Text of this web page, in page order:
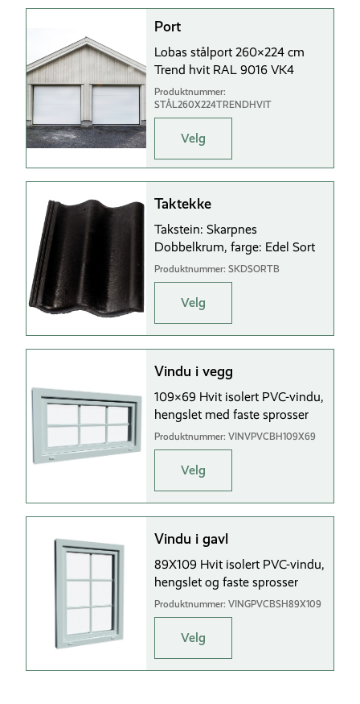
Port
Lobas stålport 260×224 cm
Trend hvit RAL 9016 VK4
Produktnummer:
STÅL260X224TRENDHVIT
Velg
Taktekke
Takstein: Skarpnes
Dobbelkrum, farge: Edel Sort
Produktnummer: SKDSORTB
Velg
Vindu i vegg
109×69 Hvit isolert PVC-vindu,
hengslet med faste sprosser
Produktnummer: VINVPVCBH109X69
Velg
Vindu i gavl
89X109 Hvit isolert PVC-vindu,
hengslet og faste sprosser
Produktnummer: VINGPVCBSH89X109
Velg